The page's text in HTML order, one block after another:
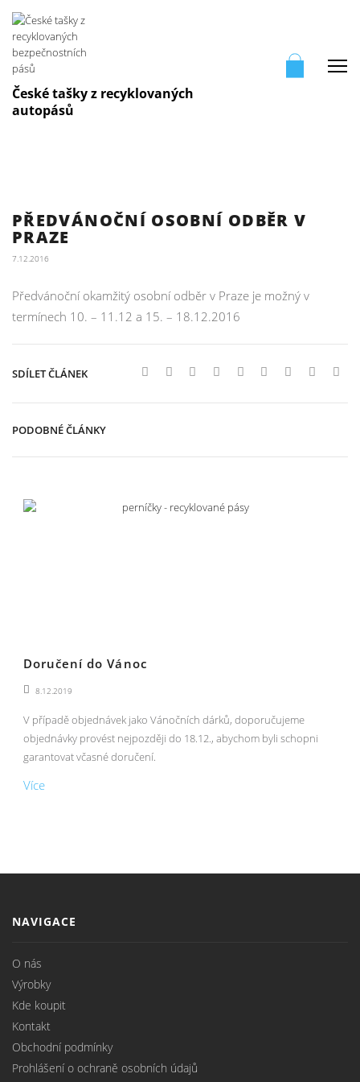
České tašky z recyklovaných
autopásů
PŘEDVÁNOČNÍ OSOBNÍ ODBĚR V
PRAZE
7.12.2016
Předvánoční okamžitý osobní odběr v Praze je možný v
termínech 10. – 11.12 a 15. – 18.12.2016
SDÍLET ČLÁNEK
PODOBNÉ ČLÁNKY
Doručení do Vánoc
8.12.2019
V případě objednávek jako Vánočních dárků, doporučujeme
objednávky provést nejpozději do 18.12., abychom byli schopni
garantovat včasné doručení.
Více
NAVIGACE
O nás
Výrobky
Kde koupit
Kontakt
Obchodní podmínky
Prohlášení o ochraně osobních údajů